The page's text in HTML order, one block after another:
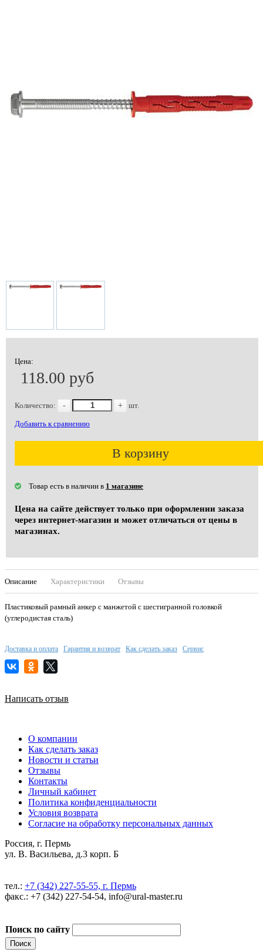
Цена:
118.00 руб
Количество: - + шт.
Добавить к сравнению
В корзину
Товар есть в наличии в 1 магазине
Цена на сайте действует только при оформлении заказа
через интернет-магазин и может отличаться от цены в
магазинах.
Описание Характеристики Отзывы
Пластиковый рамный анкер с манжетой с шестигранной головкой
(углеродистая сталь)
Доставка и оплата Гарантия и возврат Как сделать заказ Сервис
Написать отзыв
О компании
Как сделать заказ
Новости и статьи
Отзывы
Контакты
Личный кабинет
Политика конфиденциальности
Условия возврата
Согласие на обработку персональных данных
Россия, г. Пермь
ул. В. Васильева, д.3 корп. Б
тел.: +7 (342) 227-55-55, г. Пермь
факс.: +7 (342) 227-54-54, info@ural-master.ru
Поиск по сайту